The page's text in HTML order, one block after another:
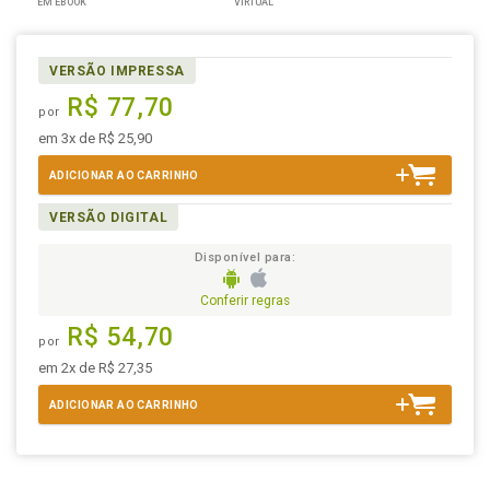
EM EBOOK
VIRTUAL
VERSÃO IMPRESSA
por R$ 77,70
em 3x de R$ 25,90
ADICIONAR AO CARRINHO
VERSÃO DIGITAL
Disponível para:
Conferir regras
por R$ 54,70
em 2x de R$ 27,35
ADICIONAR AO CARRINHO